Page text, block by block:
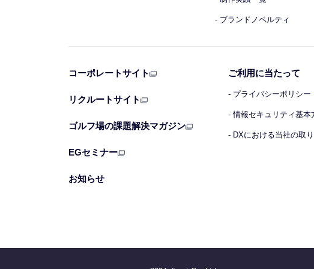
- ブランドノベルティ
コーポレートサイト
リクルートサイト
ゴルフ場の課題解決マガジン
EGセミナー
お知らせ
ご利用に当たって
- プライバシーポリシー
- 情報セキュリティ基本
- DXにおける当社の取